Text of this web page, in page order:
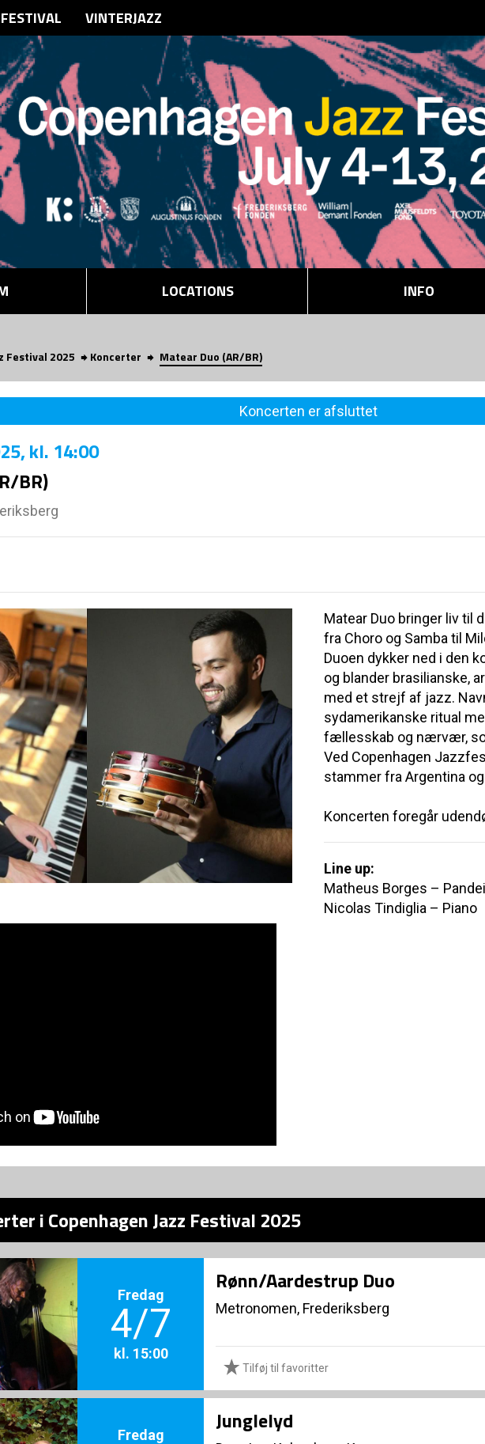
VINTERJAZZ
LOCATIONS INFO
Festival 2025 Koncerter Matear Duo (AR/BR)
Koncerten er afsluttet
, kl. 14:00
BR)
Matear Duo bringer liv til
fra Choro og Samba til
Duoen dykker ned i den
og blander brasilianske,
med et strejf af jazz.
sydamerikanske ritual
fællesskab og nærvær,
Ved Copenhagen
stammer fra Argentina
Koncerten foregår
Line up:
Matheus Borges –
Nicolas Tindiglia – Piano
i Copenhagen Jazz Festival 2025
Fredag
4/7
kl. 15:00
Rønn/Aardestrup Duo
Metronomen, Frederiksberg
Tilføj til favoritter
Fredag
Junglelyd